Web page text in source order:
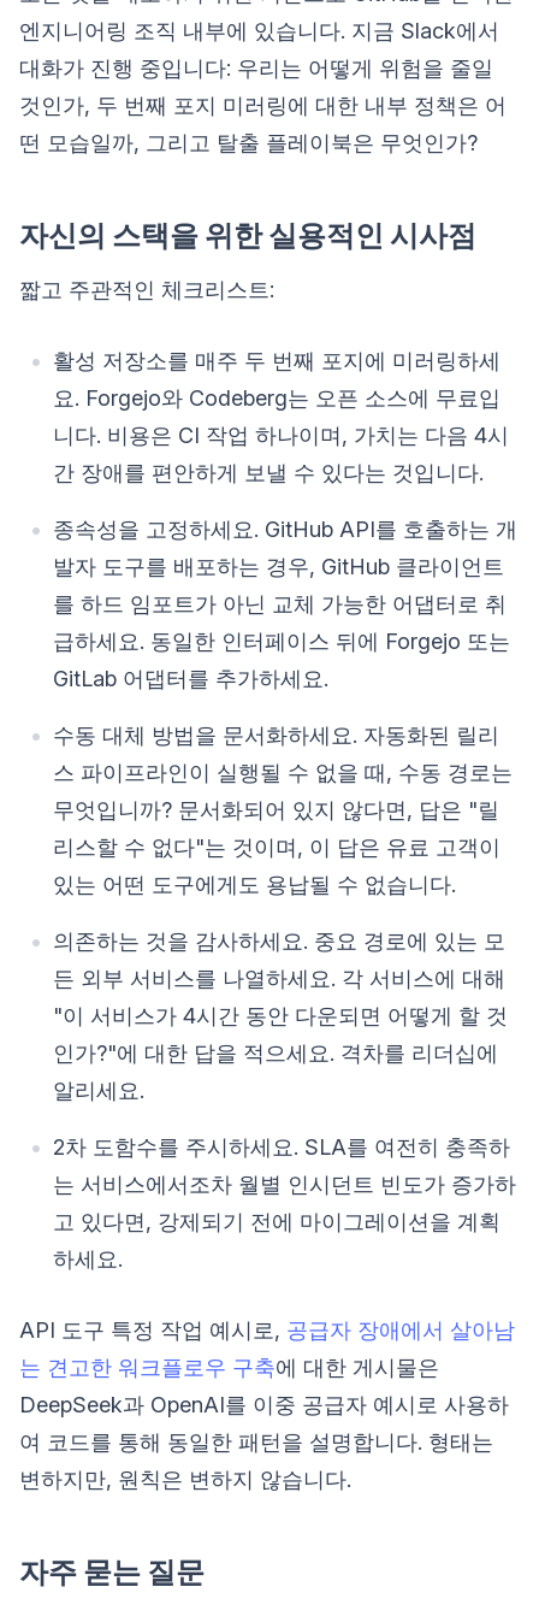
엔지니어링 조직 내부에 있습니다. 지금 Slack에서
대화가 진행 중입니다: 우리는 어떻게 위험을 줄일
것인가, 두 번째 포지 미러링에 대한 내부 정책은 어
떤 모습일까, 그리고 탈출 플레이북은 무엇인가?
자신의 스택을 위한 실용적인 시사점
짧고 주관적인 체크리스트:
활성 저장소를 매주 두 번째 포지에 미러링하세
요. Forgejo와 Codeberg는 오픈 소스에 무료입
니다. 비용은 CI 작업 하나이며, 가치는 다음 4시
간 장애를 편안하게 보낼 수 있다는 것입니다.
종속성을 고정하세요. GitHub API를 호출하는 개
발자 도구를 배포하는 경우, GitHub 클라이언트
를 하드 임포트가 아닌 교체 가능한 어댑터로 취
급하세요. 동일한 인터페이스 뒤에 Forgejo 또는
GitLab 어댑터를 추가하세요.
수동 대체 방법을 문서화하세요. 자동화된 릴리
스 파이프라인이 실행될 수 없을 때, 수동 경로는
무엇입니까? 문서화되어 있지 않다면, 답은 "릴
리스할 수 없다"는 것이며, 이 답은 유료 고객이
있는 어떤 도구에게도 용납될 수 없습니다.
의존하는 것을 감사하세요. 중요 경로에 있는 모
든 외부 서비스를 나열하세요. 각 서비스에 대해
"이 서비스가 4시간 동안 다운되면 어떻게 할 것
인가?"에 대한 답을 적으세요. 격차를 리더십에
알리세요.
2차 도함수를 주시하세요. SLA를 여전히 충족하
는 서비스에서조차 월별 인시던트 빈도가 증가하
고 있다면, 강제되기 전에 마이그레이션을 계획
하세요.
API 도구 특정 작업 예시로, 공급자 장애에서 살아남
는 견고한 워크플로우 구축에 대한 게시물은
DeepSeek과 OpenAI를 이중 공급자 예시로 사용하
여 코드를 통해 동일한 패턴을 설명합니다. 형태는
변하지만, 원칙은 변하지 않습니다.
자주 묻는 질문